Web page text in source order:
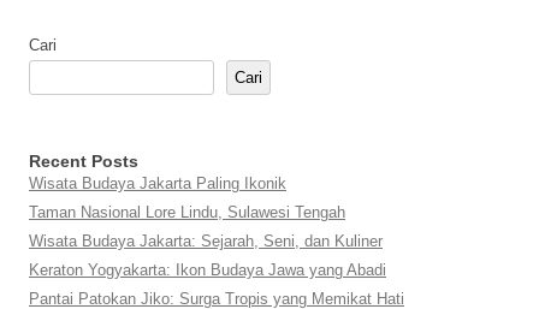
Cari
Cari
Recent Posts
Wisata Budaya Jakarta Paling Ikonik
Taman Nasional Lore Lindu, Sulawesi Tengah
Wisata Budaya Jakarta: Sejarah, Seni, dan Kuliner
Keraton Yogyakarta: Ikon Budaya Jawa yang Abadi
Pantai Patokan Jiko: Surga Tropis yang Memikat Hati